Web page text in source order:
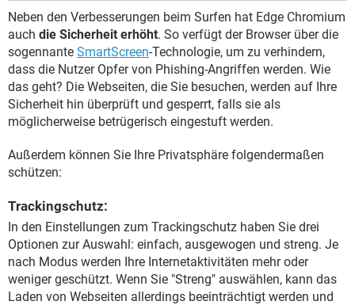
Neben den Verbesserungen beim Surfen hat Edge Chromium
auch die Sicherheit erhöht. So verfügt der Browser über die
sogennante SmartScreen-Technologie, um zu verhindern,
dass die Nutzer Opfer von Phishing-Angriffen werden. Wie
das geht? Die Webseiten, die Sie besuchen, werden auf Ihre
Sicherheit hin überprüft und gesperrt, falls sie als
möglicherweise betrügerisch eingestuft werden.
Außerdem können Sie Ihre Privatsphäre folgendermaßen
schützen:
Trackingschutz:
In den Einstellungen zum Trackingschutz haben Sie drei
Optionen zur Auswahl: einfach, ausgewogen und streng. Je
nach Modus werden Ihre Internetaktivitäten mehr oder
weniger geschützt. Wenn Sie "Streng" auswählen, kann das
Laden von Webseiten allerdings beeinträchtigt werden und